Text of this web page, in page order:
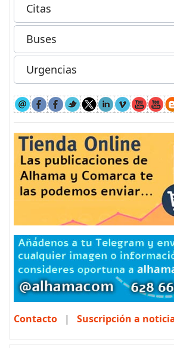
Citas
Buses
Urgencias
Contacto | Suscripción a